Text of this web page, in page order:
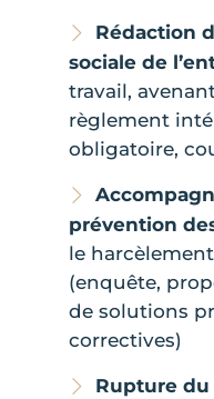
Rédaction
sociale de
travail,
règlement
obligatoire,
prévention
le
(enquête,
de solutions
correctives)
Rupture du